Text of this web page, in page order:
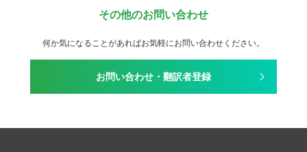
その他のお問い合わせ
何か気になることがあればお気軽にお問い合わせください。
お問い合わせ・翻訳者登録